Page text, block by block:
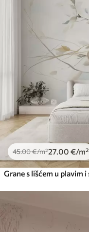
.6734
Premium vinil
Peel and Stick
81.6749.00 € /m²
45.00€/m²27 .00 €/m²